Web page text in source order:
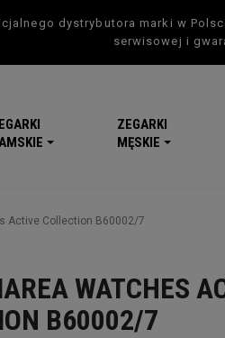
dystrybutora marki w
serwisowej i
ZEGARKI
MĘSKIE
Active Collection B60002/7
WATCHES
B60002/7